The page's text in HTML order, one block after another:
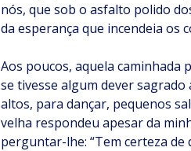
nós, que sob o asfalto polido
da esperança que incendeia os
Aos poucos, aquela caminhada
se tivesse algum dever
altos, para dançar, pequenos
velha respondeu apesar da
perguntar-lhe: “Tem certeza de